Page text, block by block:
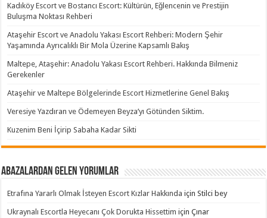
Kadıköy Escort ve Bostancı Escort: Kültürün, Eğlencenin ve Prestijin
Buluşma Noktası Rehberi
Ataşehir Escort ve Anadolu Yakası Escort Rehberi: Modern Şehir
Yaşamında Ayrıcalıklı Bir Mola Üzerine Kapsamlı Bakış
Maltepe, Ataşehir: Anadolu Yakası Escort Rehberi. Hakkında Bilmeniz
Gerekenler
Ataşehir ve Maltepe Bölgelerinde Escort Hizmetlerine Genel Bakış
Veresiye Yazdıran ve Ödemeyen Beyza’yı Götünden Siktim.
Kuzenim Beni İçirip Sabaha Kadar Sikti
Abazalardan Gelen Yorumlar
Etrafına Yararlı Olmak İsteyen Escort Kızlar Hakkında içinStilci bey
Ukraynalı Escortla Heyecanı Çok Dorukta Hissettim içinÇınar